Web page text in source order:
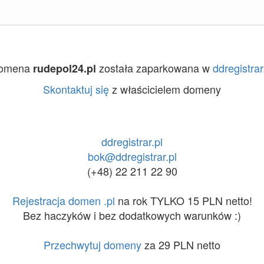
rudepol24.pl została zaparkowana w
Skontaktuj sięz właścicielem domeny
ddregistrar.pl
bok@ddregistrar.pl
(+48) 22 211 22 90
Rejestracja domen .pl na rok TYLKO 15 PLN netto!
Bez haczyków i bez dodatkowych warunków :)
Przechwytuj domenyza 29 PLN netto